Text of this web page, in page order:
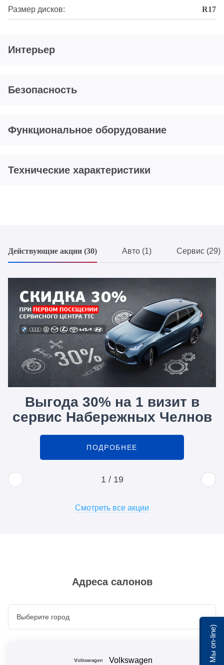
Размер дисков: R17
Интерьер
Безопасность
Функциональное оборудование
Технические характеристики
Действующие акции (30) Авто (1) Сервис (29)
Выгода 30% на 1 визит в
сервис Набережных Челнов
ПОДРОБНЕЕ
1 / 19
Смотреть все акции
Адреса салонов
Volkswagen Мы on-line)